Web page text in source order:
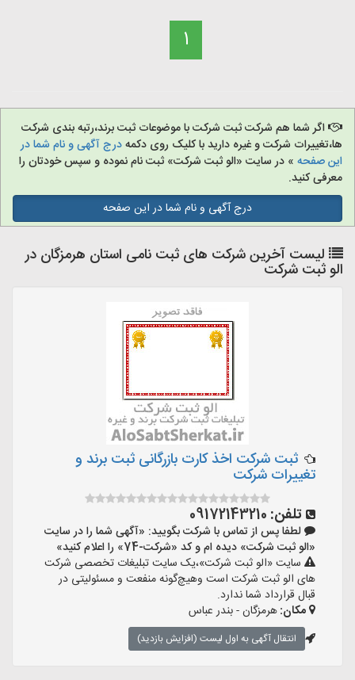
1
اگر شما هم شرکت ثبت شرکت با موضوعات ثبت برند،رتبه بندی شرکت
ها،تغییرات شرکت و غیره دارید با کلیک روی دکمهدرج آگهی و نام شما در
این صفحه » در سایت «الو ثبت شرکت» ثبت نام نموده و سپس خودتان را
معرفی کنید.
درج آگهی و نام شما در این صفحه
لیست آخرین شرکت های ثبت نامی استان هرمزگان در
الو ثبت شرکت
ثبت شرکت اخذ کارت بازرگانی ثبت برند و
تغییرات شرکت
تلفن: 09172143210
لطفا پس از تماس با شرکت بگویید: «آگهی شما را در سایت
«الو ثبت شرکت» دیده ام و کد «شرکت-74» را اعلام کنید»
سایت «الو ثبت شرکت»،یک سایت تبلیغات تخصصی شرکت
های الو ثبت شرکت است وهیچ‌گونه منفعت و مسئولیتی در
قبال قرارداد شما ندارد.
مکان:هرمزگان - بندر عباس
انتقال آگهی به اول لیست (افزایش بازدید)